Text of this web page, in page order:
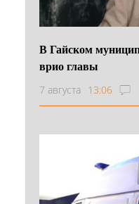
В Гайском
врио главы
7 августа 13:06